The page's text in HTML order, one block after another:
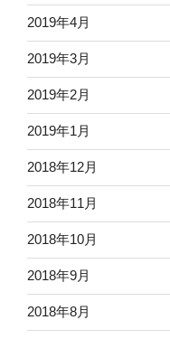
2019年4月
2019年3月
2019年2月
2019年1月
2018年12月
2018年11月
2018年10月
2018年9月
2018年8月